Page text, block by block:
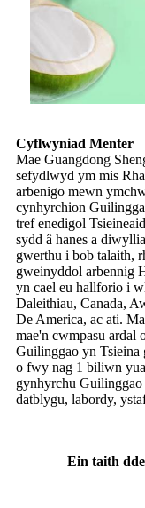
Cyflwyniad Menter
Mae Guangdong
sefydlwyd ym mis
arbenigo mewn
cynhyrchion
tref enedigol
sydd â hanes a
gwerthu i bob talaith,
gweinyddol arbennig
yn cael eu hallforio i
Daleithiau, Canada,
De America, ac ati.
mae'n cwmpasu ardal
Guilinggao yn
o fwy nag 1 biliwn
gynhyrchu
datblygu, labordy,
Ein taith